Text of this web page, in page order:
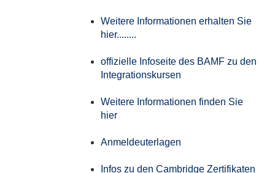
Weitere Informationen erhalten Sie
hier........
offizielle Infoseite des BAMF zu den
Integrationskursen
Weitere Informationen finden Sie
hier
Anmeldeuterlagen
Infos zu den Cambridge Zertifikaten